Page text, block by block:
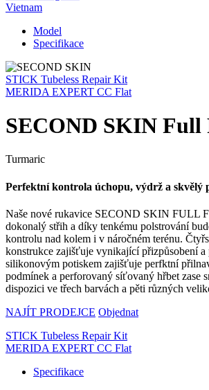
Vietnam
Model
Specifikace
STICK Tubeless Repair Kit
MERIDA EXPERT CC Flat
SECOND SKIN Full
Turmaric
Perfektní kontrola úchopu, výdrž a skvělý
Naše nové rukavice SECOND SKIN FULL
dokonalý střih a díky tenkému polstrování
kontrolu nad kolem i v náročném terénu.
konstrukce zajišťuje vynikající přizpůsobení a
silikonovým potiskem zajišťuje perfktní
podmínek a perforovaný síťovaný hřbet zase
dispozici ve třech barvách a pěti různých
NAJÍT PRODEJCE Objednat
STICK Tubeless Repair Kit
MERIDA EXPERT CC Flat
Specifikace